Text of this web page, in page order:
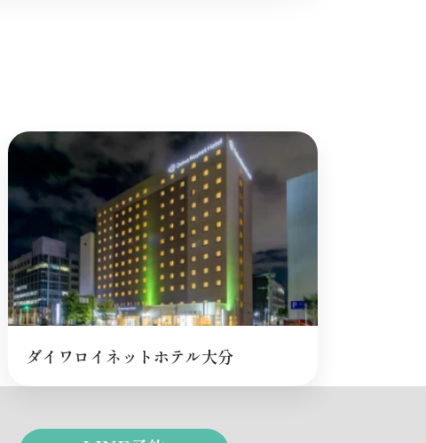
ダイワロイネットホテル大分